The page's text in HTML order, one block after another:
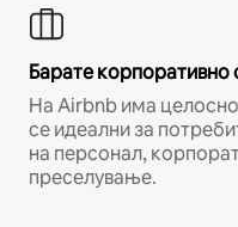
Барате
На Airbnb има
се идеални за
на персонал,
преселување.